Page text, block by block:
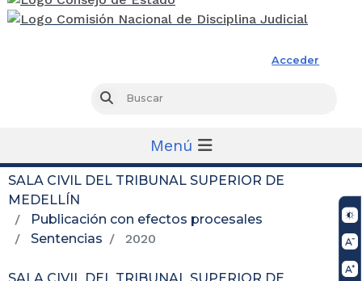
Acceder
Buscar
Menú
SALA CIVIL DEL TRIBUNAL SUPERIOR DE
MEDELLÍN
Publicación con efectos procesales
Sentencias
2020
SALA CIVIL DEL TRIBUNAL SUPERIOR DE